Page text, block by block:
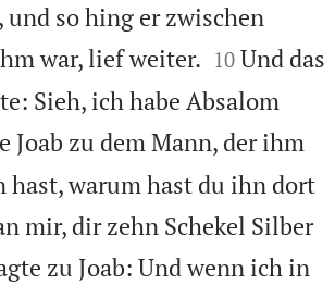
so hing er zwischen
war, lief weiter.
10 Und das
Sieh, ich habe Absalom
Joab zu dem Mann, der ihm
hast, warum hast du ihn dort
mir, dir zehn Schekel Silber
zu Joab: Und wenn ich in